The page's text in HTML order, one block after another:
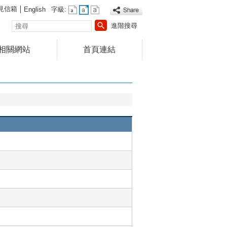
信箱 English
字級:
搜
尋
進階搜尋
關網站 首頁連結